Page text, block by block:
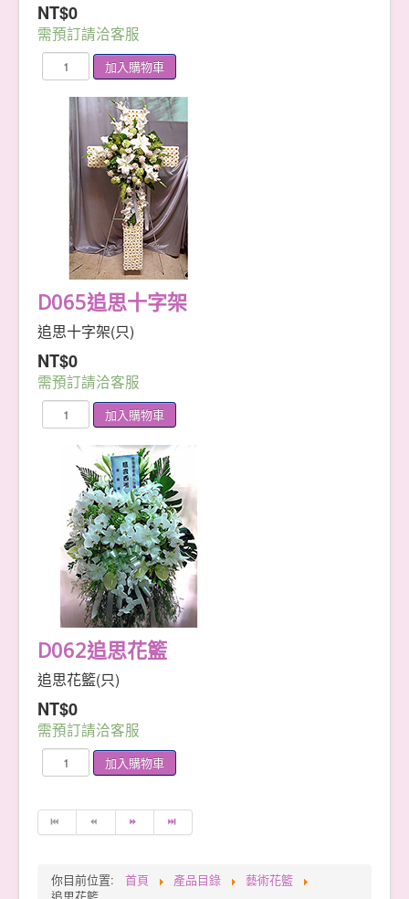
NT$0
需預訂請洽客服
D065追思十字架
追思十字架(只)
NT$0
需預訂請洽客服
D062追思花籃
追思花籃(只)
NT$0
需預訂請洽客服
你目前位置: 首頁 產品目錄
藝術花籃